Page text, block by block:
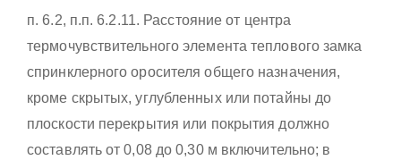
п. 6.2, п.п. 6.2.11. Расстояние от центра
термочувствительного элемента теплового замка
спринклерного оросителя общего назначения,
кроме скрытых, углубленных или потайны до
плоскости перекрытия или покрытия должно
составлять от 0,08 до 0,30 м включительно; в